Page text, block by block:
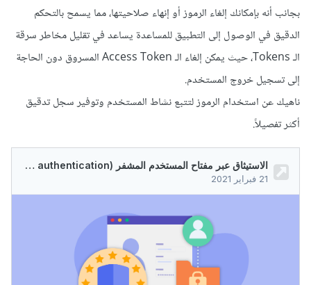
بجانب أنه بإمكانك إلغاء الرموز أو إنهاء صلاحيتها، مما يسمح بالتحكم
الدقيق في الوصول إلى التطبيق للمساعدة يساعد في تقليل مخاطر سرقة
الـ Tokens، حيث يمكن إلغاء الـ Access Token المسروق دون الحاجة
إلى تسجيل خروج المستخدم.
ناهيك عن استخدام الرموز لتتبع نشاط المستخدم وتوفير سجل تدقيق
أكثر تفصيلاً.